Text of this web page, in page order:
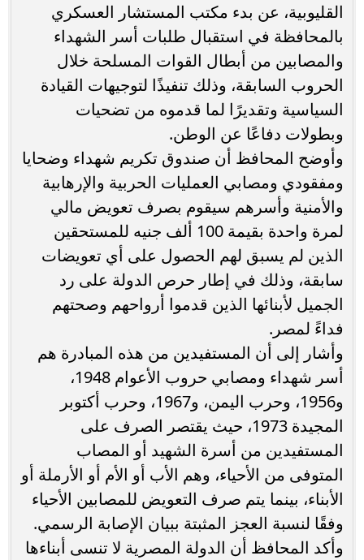
القليوبية، عن بدء مكتب المستشار العسكري
بالمحافظة في استقبال طلبات أسر الشهداء
والمصابين من أبطال القوات المسلحة خلال
الحروب السابقة، وذلك تنفيذًا لتوجيهات القيادة
السياسية وتقديرًا لما قدموه من تضحيات
وبطولات دفاعًا عن الوطن.
وأوضح المحافظ أن صندوق تكريم شهداء وضحايا
ومفقودي ومصابي العمليات الحربية والإرهابية
والأمنية وأسرهم سيقوم بصرف تعويض مالي
لمرة واحدة بقيمة 100 ألف جنيه للمستحقين
الذين لم يسبق لهم الحصول على أي تعويضات
سابقة، وذلك في إطار حرص الدولة على رد
الجميل لأبنائها الذين قدموا أرواحهم وصحتهم
فداءً لمصر.
وأشار إلى أن المستفيدين من هذه المبادرة هم
أسر شهداء ومصابي حروب الأعوام 1948،
و1956، وحرب اليمن، و1967، وحرب أكتوبر
المجيدة 1973، حيث يقتصر الصرف على
المستفيدين من أسرة الشهيد أو المصاب
المتوفى من الأحياء، وهم الأب أو الأم أو الأرملة أو
الأبناء، بينما يتم صرف التعويض للمصابين الأحياء
وفقًا لنسبة العجز المثبتة ببيان الإصابة الرسمي.
وأكد المحافظ أن الدولة المصرية لا تنسى أبناءها